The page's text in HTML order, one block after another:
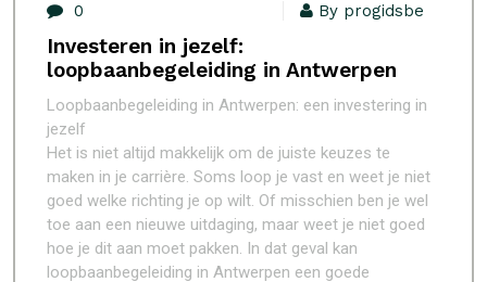
0 By progidsbe
Investeren in jezelf:
loopbaanbegeleiding in Antwerpen
Loopbaanbegeleiding in Antwerpen: een investering in
jezelf
Het is niet altijd makkelijk om de juiste keuzes te
maken in je carrière. Soms loop je vast en weet je niet
goed welke richting je op wilt. Of misschien ben je wel
toe aan een nieuwe uitdaging, maar weet je niet goed
hoe je dit aan moet pakken. In dat geval kan
loopbaanbegeleiding in Antwerpen een goede